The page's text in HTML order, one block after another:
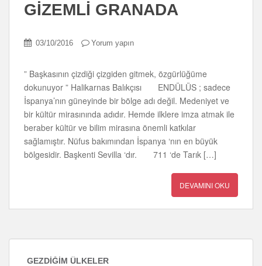
GİZEMLİ GRANADA
03/10/2016 Yorum yapın
” Başkasının çizdiği çizgiden gitmek, özgürlüğüme
dokunuyor ” Halikarnas Balıkçısı ENDÜLÜS ; sadece
İspanya’nın güneyinde bir bölge adı değil. Medeniyet ve
bir kültür mirasınında adıdır. Hemde ilklere imza atmak ile
beraber kültür ve bilim mirasına önemli katkılar
sağlamıştır. Nüfus bakımından İspanya ‘nın en büyük
bölgesidir. Başkenti Sevilla ‘dır. 711 ‘de Tarık […]
DEVAMINI OKU
GEZDIĞIM ÜLKELER